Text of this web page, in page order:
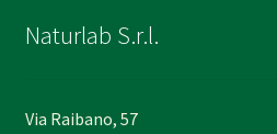
Naturlab S.r.l.
Via Raibano, 57